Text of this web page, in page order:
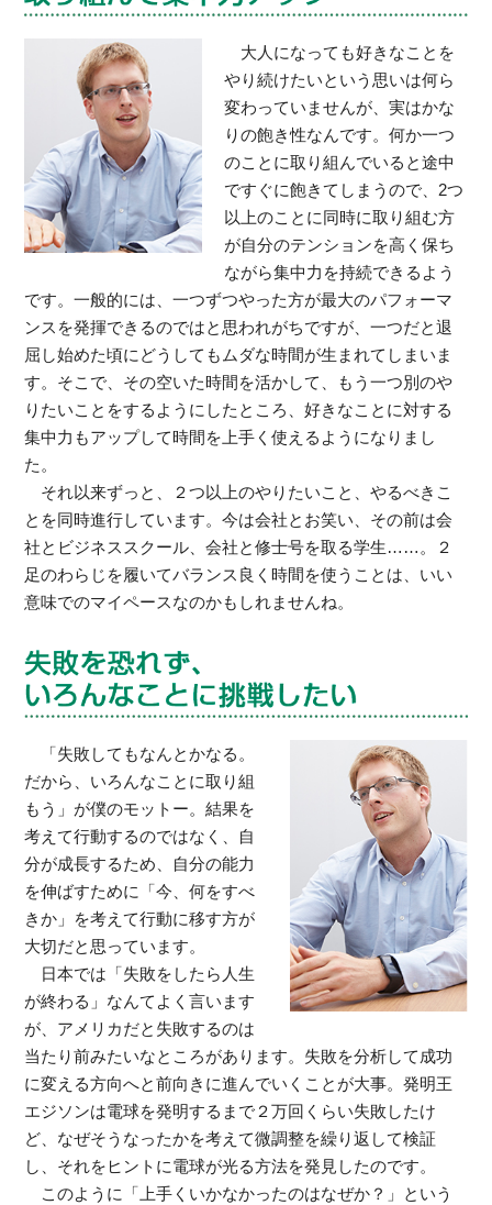
大人になっても好きなことを
やり続けたいという思いは何ら
変わっていませんが、実はかな
りの飽き性なんです。何か一つ
のことに取り組んでいると途中
ですぐに飽きてしまうので、2つ
以上のことに同時に取り組む方
が自分のテンションを高く保ち
ながら集中力を持続できるよう
です。一般的には、一つずつやった方が最大のパフォーマ
ンスを発揮できるのではと思われがちですが、一つだと退
屈し始めた頃にどうしてもムダな時間が生まれてしまいま
す。そこで、その空いた時間を活かして、もう一つ別のや
りたいことをするようにしたところ、好きなことに対する
集中力もアップして時間を上手く使えるようになりまし
た。
それ以来ずっと、２つ以上のやりたいこと、やるべきこ
とを同時進行しています。今は会社とお笑い、その前は会
社とビジネススクール、会社と修士号を取る学生……。２
足のわらじを履いてバランス良く時間を使うことは、いい
意味でのマイペースなのかもしれませんね。
「失敗してもなんとかなる。
だから、いろんなことに取り組
もう」が僕のモットー。結果を
考えて行動するのではなく、自
分が成長するため、自分の能力
を伸ばすために「今、何をすべ
きか」を考えて行動に移す方が
大切だと思っています。
日本では「失敗をしたら人生
が終わる」なんてよく言います
が、アメリカだと失敗するのは
当たり前みたいなところがあります。失敗を分析して成功
に変える方向へと前向きに進んでいくことが大事。発明王
エジソンは電球を発明するまで２万回くらい失敗したけ
ど、なぜそうなったかを考えて微調整を繰り返して検証
し、それをヒントに電球が光る方法を発見したのです。
このように「上手くいかなかったのはなぜか？」という